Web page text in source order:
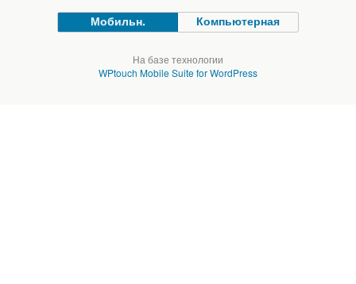
Мобильн. Компьютерная
На базе технологии
WPtouch Mobile Suite for WordPress